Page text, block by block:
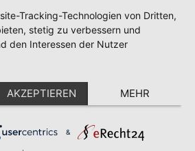
Tracking-Technologien von Dritten,
stetig zu verbessern und
den Interessen der Nutzer
AKZEPTIEREN MEHR
&